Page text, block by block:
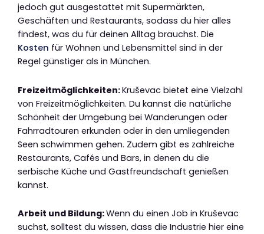
jedoch gut ausgestattet mit Supermärkten,
Geschäften und Restaurants, sodass du hier alles
findest, was du für deinen Alltag brauchst. Die
Kosten für Wohnen und Lebensmittel sind in der
Regel günstiger als in München.
Freizeitmöglichkeiten:Kruševac bietet eine Vielzahl
von Freizeitmöglichkeiten. Du kannst die natürliche
Schönheit der Umgebung bei Wanderungen oder
Fahrradtouren erkunden oder in den umliegenden
Seen schwimmen gehen. Zudem gibt es zahlreiche
Restaurants, Cafés und Bars, in denen du die
serbische Küche und Gastfreundschaft genießen
kannst.
Arbeit und Bildung:Wenn du einen Job in Kruševac
suchst, solltest du wissen, dass die Industrie hier eine